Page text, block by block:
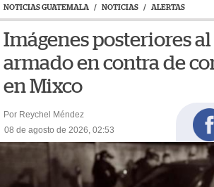
NOTICIAS GUATEMALA / NOTICIAS / ALERTAS
Imágenes posteriores
armado en contra de
en Mixco
Por Reychel Méndez
08 de agosto de 2026, 02:53